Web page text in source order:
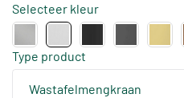
Selecteer kleur
Type product
Wastafelmengkraan